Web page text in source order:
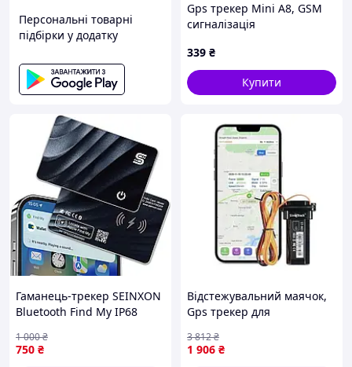
Персональні товарні
підбірки у додатку
Gps трекер Mini A8, GSM
сигналізація
339 ₴
Купити
Гаманець-трекер SEINXON
Bluetooth Find My IP68
тонкий пошук предметів
для iOS Apple
750 ₴
1 000₴
Відстежувальний маячок,
Gps трекер для
для транспорту, Gps
трекер мото, EQL
1 906 ₴
3 812₴